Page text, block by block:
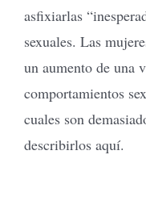
asfixiarlas
sexuales. Las
un aumento de una
comportamientos
cuales son
describirlos aquí.